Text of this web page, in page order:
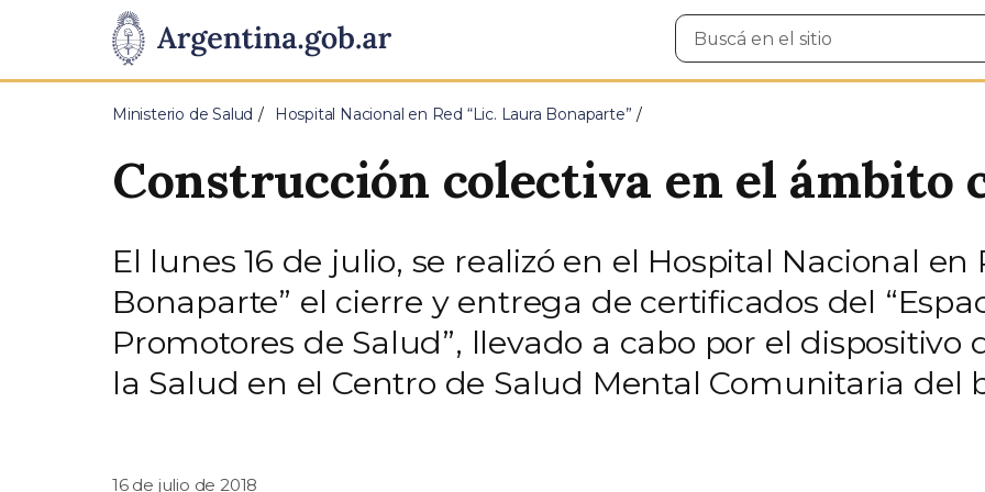
Presidencia
de
Pasar al contenido principal
Buscar
en
Ministerio de Salud Hospital Nacional en Red “Lic. Laura Bonaparte”
Construcción colectiva en el ámbito
El lunes 16 de julio, se realizó en el Hospital Nacional en
Bonaparte” el cierre y entrega de certificados del
Promotores de Salud”, llevado a cabo por el
la Salud en el Centro de Salud Mental Comunitaria del
16 de julio de 2018